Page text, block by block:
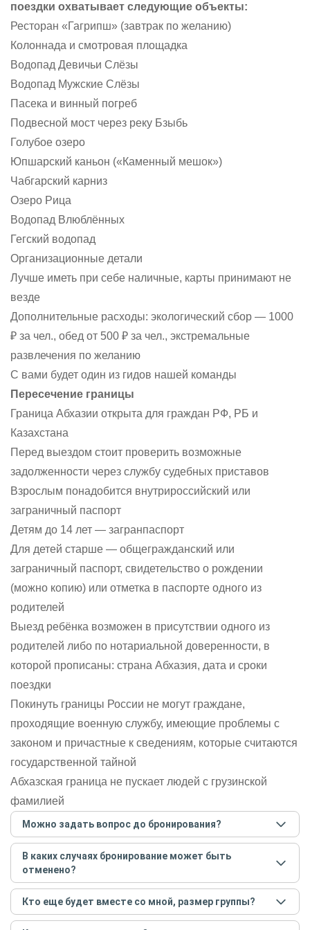
поездки охватывает следующие объекты:
Ресторан «Гагрипш» (завтрак по желанию)
Колоннада и смотровая площадка
Водопад Девичьи Слёзы
Водопад Мужские Слёзы
Пасека и винный погреб
Подвесной мост через реку Бзыбь
Голубое озеро
Юпшарский каньон («Каменный мешок»)
Чабгарский карниз
Озеро Рица
Водопад Влюблённых
Гегский водопад
Организационные детали
Лучше иметь при себе наличные, карты принимают не
везде
Дополнительные расходы: экологический сбор — 1000
₽ за чел., обед от 500 ₽ за чел., экстремальные
развлечения по желанию
С вами будет один из гидов нашей команды
Пересечение границы
Граница Абхазии открыта для граждан РФ, РБ и
Казахстана
Перед выездом стоит проверить возможные
задолженности через службу судебных приставов
Взрослым понадобится внутрироссийский или
заграничный паспорт
Детям до 14 лет — загранпаспорт
Для детей старше — общегражданский или
заграничный паспорт, свидетельство о рождении
(можно копию) или отметка в паспорте одного из
родителей
Выезд ребёнка возможен в присутствии одного из
родителей либо по нотариальной доверенности, в
которой прописаны: страна Абхазия, дата и сроки
поездки
Покинуть границы России не могут граждане,
проходящие военную службу, имеющие проблемы с
законом и причастные к сведениям, которые считаются
государственной тайной
Абхазская граница не пускает людей с грузинской
фамилией
Можно задать вопрос до бронирования?
Достаточно перейти по ссылке «Задать вопрос» и
написать гиду. Платить при этом не нужно. Сначала
согласуйте с гидом интересующие вас вопросы и после
этого бронируйте экскурсию.Задать вопрос.
В каких случаях бронирование может быть
отменено?
Только в случае неблагоприятных погодных условий,
например, если экскурсия на кораблике, а по прогнозу
погоды аномально-сильный ветер. При этом гид
Кто еще будет вместе со мной, размер группы?
Если экскурсия индивидуальная, гид проведет встречу